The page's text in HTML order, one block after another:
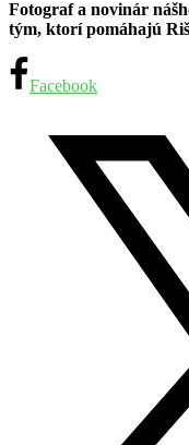
Fotograf a novinár
tým, ktorí pomáhajú
Facebook